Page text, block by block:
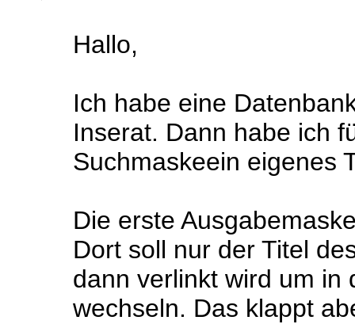
Hallo,
Ich habe eine
Inserat. Dann habe ich
Suchmaskeein eigenes
Die erste
Dort soll nur der Titel
dann verlinkt wird um in
wechseln. Das klappt